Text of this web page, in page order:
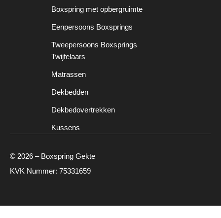
Boxspring met opbergruimte
Eenpersoons Boxsprings
Tweepersoons Boxsprings
Twijfelaars
Matrassen
Dekbedden
Dekbedovertrekken
Kussens
© 2026 – Boxspring Gekte
KVK Nummer: 75331659